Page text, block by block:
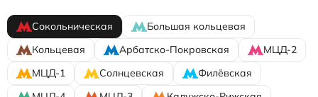
Сокольническая
Большая кольцевая
Кольцевая
Арбатско-Покровская
МЦД-2
МЦД-1
Солнцевская
Филёвская